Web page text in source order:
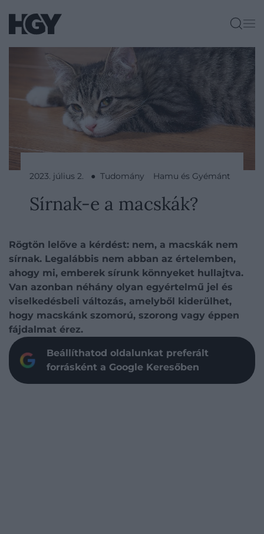
2023. július 2. ● Tudomány Hamu és Gyémánt
Sírnak-e a macskák?
Rögtön lelőve a kérdést: nem, a macskák nem
sírnak. Legalábbis nem abban az értelemben,
ahogy mi, emberek sírunk könnyeket hullajtva.
Van azonban néhány olyan egyértelmű jel és
viselkedésbeli változás, amelyből kiderülhet,
hogy macskánk szomorú, szorong vagy éppen
fájdalmat érez.
Beállíthatod oldalunkat preferált
forrásként a Google Keresőben